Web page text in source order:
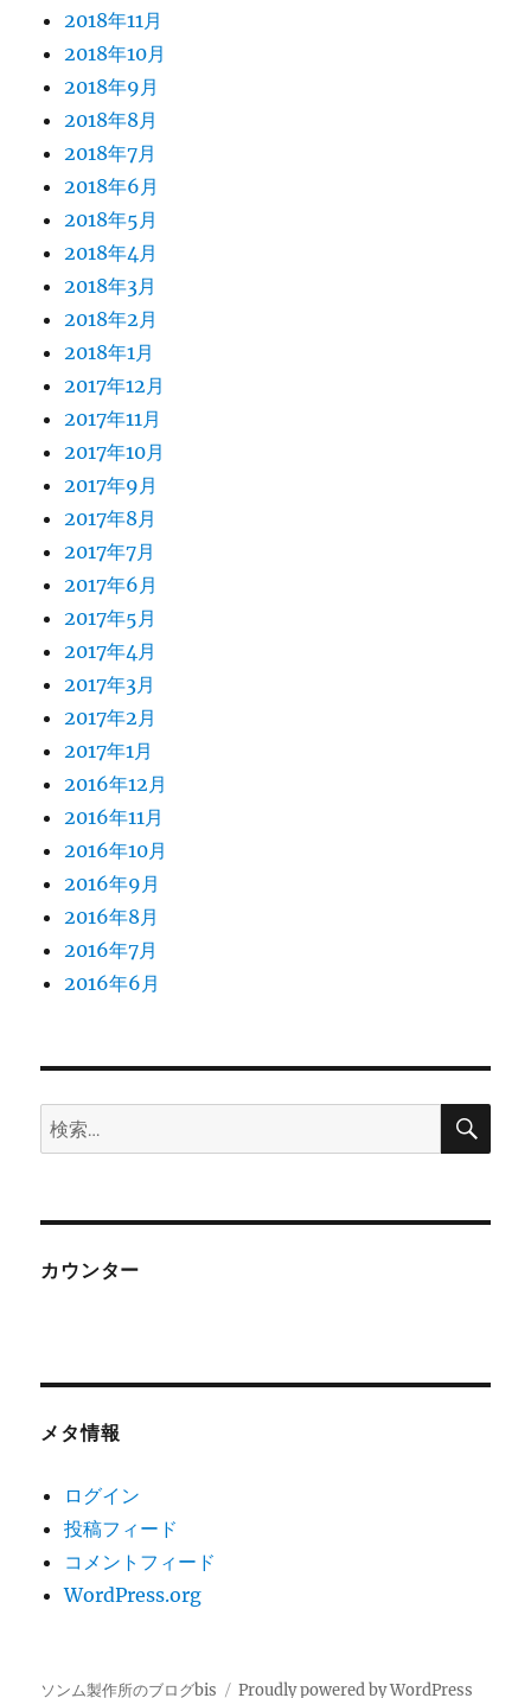
2018年11月
2018年10月
2018年9月
2018年8月
2018年7月
2018年6月
2018年5月
2018年4月
2018年3月
2018年2月
2018年1月
2017年12月
2017年11月
2017年10月
2017年9月
2017年8月
2017年7月
2017年6月
2017年5月
2017年4月
2017年3月
2017年2月
2017年1月
2016年12月
2016年11月
2016年10月
2016年9月
2016年8月
2016年7月
2016年6月
検
索:
検
カウンター
メタ情報
ログイン
投稿フィード
コメントフィード
WordPress.org
ソンム製作所のブログbis Proudly powered by WordPress